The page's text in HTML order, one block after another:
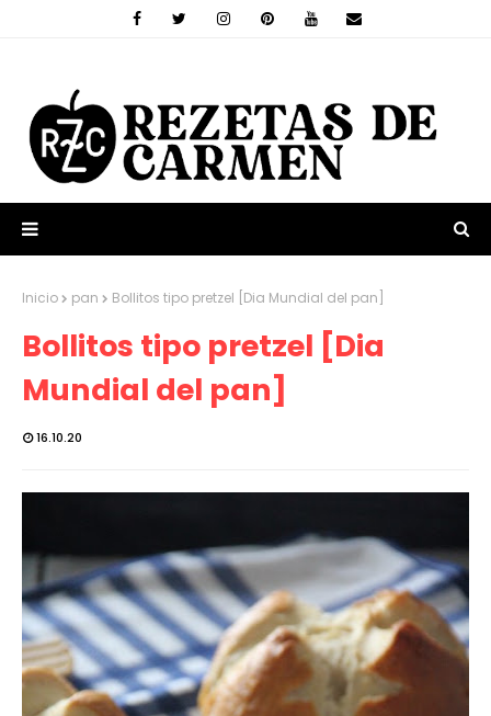
Inicio pan Bollitos tipo pretzel [Dia Mundial del pan]
Bollitos tipo pretzel [Dia
Mundial del pan]
16.10.20